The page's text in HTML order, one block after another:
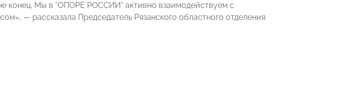
конец. Мы в “ОПОРЕ РОССИИ” активно взаимодействуем с
— рассказала Председатель Рязанского областного отделения